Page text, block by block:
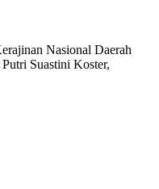
Nasional Daerah
Suastini Koster,